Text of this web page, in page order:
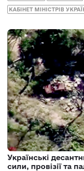
КАБІНЕТ МІНІСТРІВ
Українські
сили, провізії та